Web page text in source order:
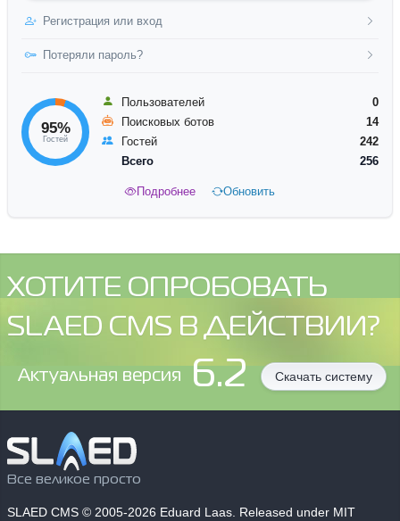
Регистрация или вход
Потеряли пароль?
95%
Гостей
Пользователей
0
Поисковых ботов
14
Гостей
242
Всего
256
Подробнее Обновить
ХОТИТЕ ОПРОБОВАТЬ
SLAED CMS В ДЕЙСТВИИ?
Aктуальная версия 6.2 Скачать систему
Все великое просто
SLAED CMS © 2005-2026 Eduard Laas. Released under MIT